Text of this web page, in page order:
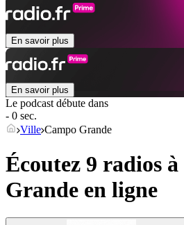
En savoir plus
En savoir plus
Le podcast débute dans
- 0 sec.
Ville Campo Grande
Écoutez 9 radios à
Grande en ligne